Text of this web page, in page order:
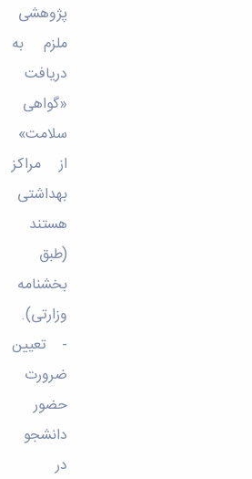
پژوهشی
ملزم به
دریافت
«گواهی
سلامت»
از مراکز
بهداشتی
هستند
(طبق
بخشنامه
وزارتی).
- تعیین
ضرورت
حضور
دانشجو
در